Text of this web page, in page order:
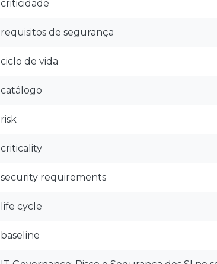
criticidade
requisitos de segurança
ciclo de vida
catálogo
risk
criticality
security requirements
life cycle
baseline